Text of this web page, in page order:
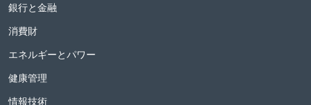
銀行と金融
消費財
エネルギーとパワー
健康管理
情報技術